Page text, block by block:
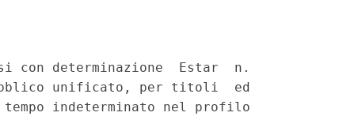
con determinazione  Estar  n.
unificato, per titoli  ed
indeterminato nel profilo